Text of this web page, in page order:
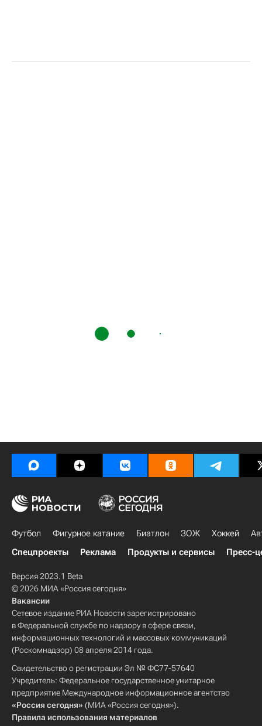
Футбол Фигурное катание Биатлон ЗОЖ Хоккей
Спецпроекты
Реклама Продукты и сервисы Пресс-
Версия 2023.1 Beta
© 2026 МИА «Россия сегодня»
Вакансии
Сетевое издание РИА Новости зарегистрировано
в Федеральной службе по надзору в сфере связи,
информационных технологий и массовых коммуникаций
(Роскомнадзор) 08 апреля 2014 года.
Свидетельство о регистрации Эл № ФС77-57640
Учредитель: Федеральное государственное унитарное
предприятие Международное информационное агентство
«Россия сегодня» (МИА «Россия сегодня»).
Правила использования материалов